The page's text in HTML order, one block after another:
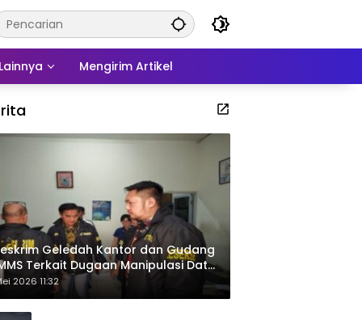
Lainnya Mengirim Artikel
Geledah Kantor dan Gudang
Terkait Dugaan Manipulasi Data
Sawit
2026 11:32